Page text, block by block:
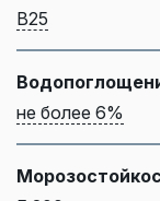
B25
не более 6%